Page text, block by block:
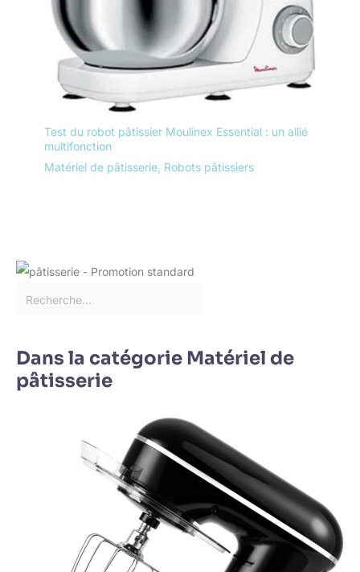
Test du robot pâtissier Moulinex Essential : un allié
multifonction
Matériel de pâtisserie Robots pâtissiers
Dans la catégorie Matériel de
pâtisserie